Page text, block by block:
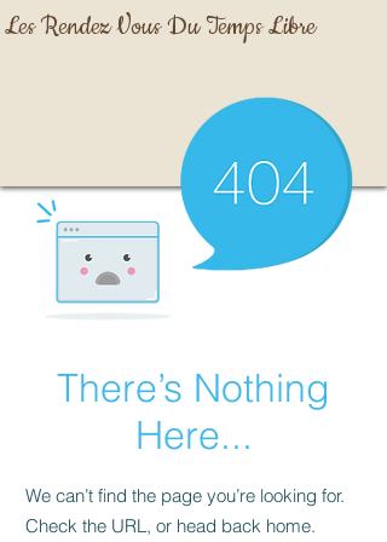
Les Rendez Vous Du Temps Libre
There’s Nothing
Here...
We can’t find the page you’re looking for.
Check the URL, or head back home.